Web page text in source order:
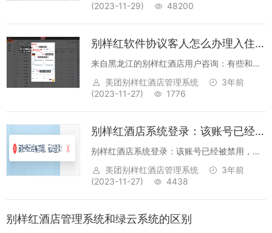
站，交通便利，周围环境优美。我们的客房设
(2023-11-29)
48200
别样红软件协议客人怎么办理入住和处理？
来自黑龙江的别样红酒店用户咨询：有些和公
司签订了协议的人来住宿，但是先办理了入住
没付钱，这样的怎么进行处理呢？操作教程：
增】，公司名称不能重复；...
美团别样红酒店管理系统
3年前
(2023-11-27)
1776
别样红酒店系统登录：该账号已经被禁用，无法登录! 解决办法
别样红酒店系统登录：该账号已经被禁用，无
法登录!背景：酒店员工登录账号，输入账号和
密码后提示：该账号已经被禁用，无法登录!原
管理员禁用了，因此会有此提示。处理...
美团别样红酒店管理系统
3年前
(2023-11-27)
4438
别样红酒店管理系统和绿云系统的区别